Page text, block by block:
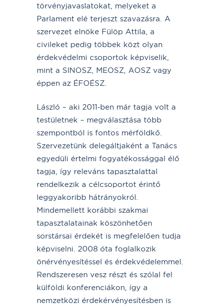
törvényjavaslatokat, melyeket a
Parlament elé terjeszt szavazásra. A
szervezet elnöke Fülöp Attila, a
civileket pedig többek közt olyan
érdekvédelmi csoportok képviselik,
mint a SINOSZ, MEOSZ, AOSZ vagy
éppen az ÉFOÉSZ.
László – aki 2011-ben már tagja volt a
testületnek – megválasztása több
szempontból is fontos mérföldkő.
Szervezetünk delegáltjaként a Tanács
egyedüli értelmi fogyatékossággal élő
tagja, így releváns tapasztalattal
rendelkezik a célcsoportot érintő
leggyakoribb hátrányokról.
Mindemellett korábbi szakmai
tapasztalatainak köszönhetően
sorstársai érdekét is megfelelően tudja
képviselni. 2008 óta foglalkozik
önérvényesítéssel és érdekvédelemmel.
Rendszeresen vesz részt és szólal fel
külföldi konferenciákon, így a
nemzetközi érdekérvényesítésben is